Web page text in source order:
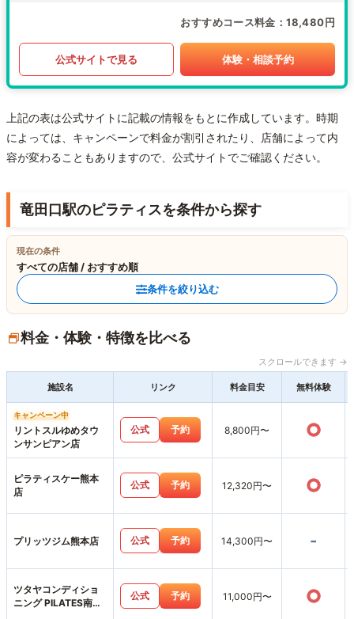
おすすめコース料金 18,480円
公式サイトで見る 体験・相談予約
上記の表は公式サイトに記載の情報をもとに作成しています。時期
によっては、キャンペーンで料金が割引されたり、店舗によって内
容が変わることもありますので、公式サイトでご確認ください。
竜田口駅のピラティスを条件から探す
現在の条件
すべての店舗 / おすすめ順
条件を絞り込む
料金・体験・特徴を比べる
スクロールできます →
施設名 リンク 料金目安 無料体験
キャンペーン中
リントスルゆめタウ
ンサンピアン店
公式 予約 8,800円〜 ○
ピラティスケー熊本
店
公式 予約 12,320円〜 ○
プリッツジム熊本店 公式 予約 14,300円〜 -
ツタヤコンディショ
ニング PILATES南熊
公式 予約 11,000円〜 ○